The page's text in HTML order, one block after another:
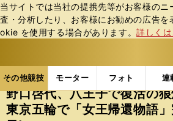
当サイトでは当社の提携先等がお客様のニ
査・分析したり、お客様にお勧めの広告を
okie を使⽤する場合があります。詳しく
その他競技 モーター フォト 連
ス
ポ
ル
その他競技の記事一覧 その他
野口啓代、八王子で復活の
東京五輪で「女王帰還物語